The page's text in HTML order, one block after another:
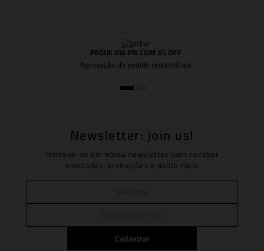
PAGUE VIA PIX COM 5% OFF
Aprovação do pedido instantânea
Newsletter: join us!
Inscreva-se em nossa newsletter para receber
novidades, promoções e muito mais
Cadastrar